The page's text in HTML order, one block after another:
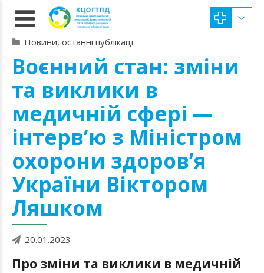
Новини, останні публікації
Воєнний стан: зміни
та виклики в
медичній сфері —
інтерв’ю з Міністром
охорони здоров’я
України Віктором
Ляшком
20.01.2023
Про зміни та виклики в медичній